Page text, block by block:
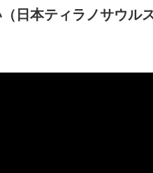
日本ティラノサウル